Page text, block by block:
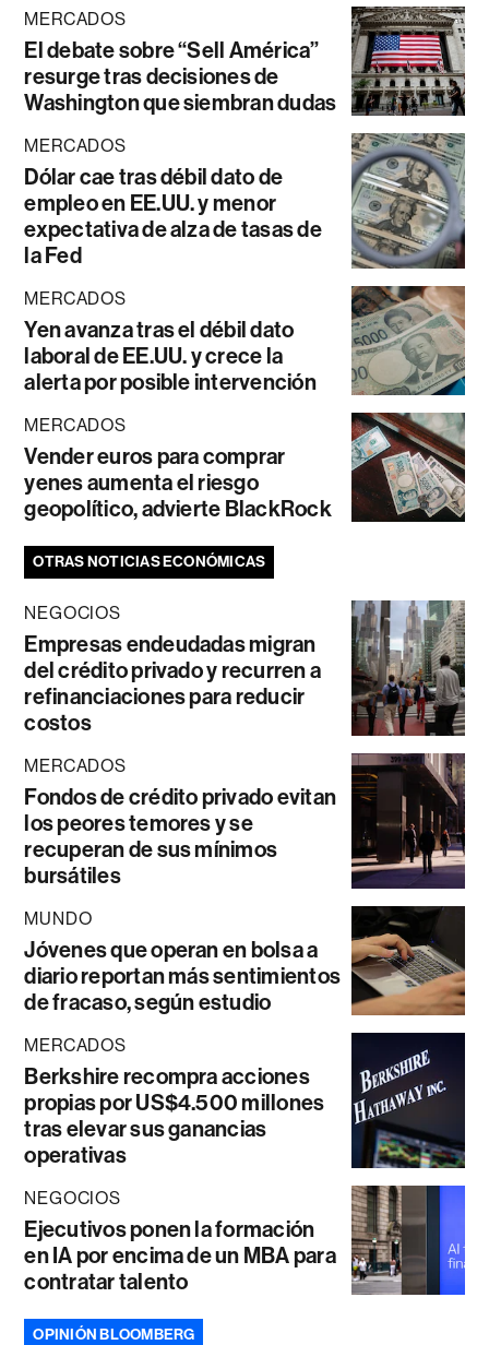
MERCADOS
El debate sobre “Sell América”
resurge tras decisiones de
Washington que siembran dudas
MERCADOS
Dólar cae tras débil dato de
empleo en EE.UU. y menor
expectativa de alza de tasas de
la Fed
MERCADOS
Yen avanza tras el débil dato
laboral de EE.UU. y crece la
alerta por posible intervención
MERCADOS
Vender euros para comprar
yenes aumenta el riesgo
geopolítico, advierte BlackRock
OTRAS NOTICIAS ECONÓMICAS
NEGOCIOS
Empresas endeudadas migran
del crédito privado y recurren a
refinanciaciones para reducir
costos
MERCADOS
Fondos de crédito privado evitan
los peores temores y se
recuperan de sus mínimos
bursátiles
MUNDO
Jóvenes que operan en bolsa a
diario reportan más sentimientos
de fracaso, según estudio
MERCADOS
Berkshire recompra acciones
propias por US$4.500 millones
tras elevar sus ganancias
operativas
NEGOCIOS
Ejecutivos ponen la formación
en IA por encima de un MBA para
contratar talento
OPINIÓN BLOOMBERG